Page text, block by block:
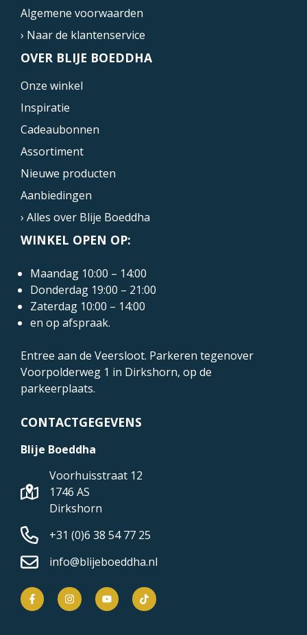
Algemene voorwaarden
› Naar de klantenservice
OVER BLIJE BOEDDHA
Onze winkel
Inspiratie
Cadeaubonnen
Assortiment
Nieuwe producten
Aanbiedingen
› Alles over Blije Boeddha
WINKEL OPEN OP:
Maandag 10:00 – 14:00
Donderdag 19:00 – 21:00
Zaterdag 10:00 – 14:00
en op afspraak.
Entree aan de Veersloot. Parkeren tegenover
Voorpolderweg 1 in Dirkshorn, op de
parkeerplaats.
CONTACTGEGEVENS
Blije Boeddha
Voorhuisstraat 12
1746 AS
Dirkshorn
+31 (0)6 38 54 77 25
info@blijeboeddha.nl